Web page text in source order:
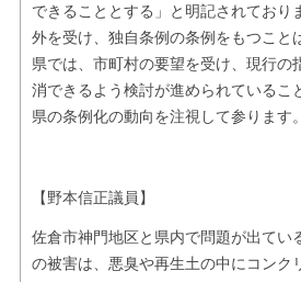
できることとする」と明記されており
外を受け、独自条例の条例をもつこと
県では、市町村の要望を受け、現行の
消できるよう検討が進められているこ
県の条例化の動向を注視して参ります。
【野本信正議員】
佐倉市神門地区と県内で問題が出てい
の被害は、悪臭や再生土の中にコンク